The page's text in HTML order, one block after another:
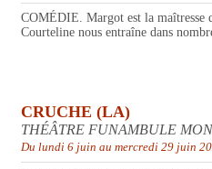
COMÉDIE. Margot est la maîtresse
Courteline nous entraîne dans
CRUCHE (LA)
THÉÂTRE FUNAMBULE
Du lundi 6 juin au mercredi 29 juin